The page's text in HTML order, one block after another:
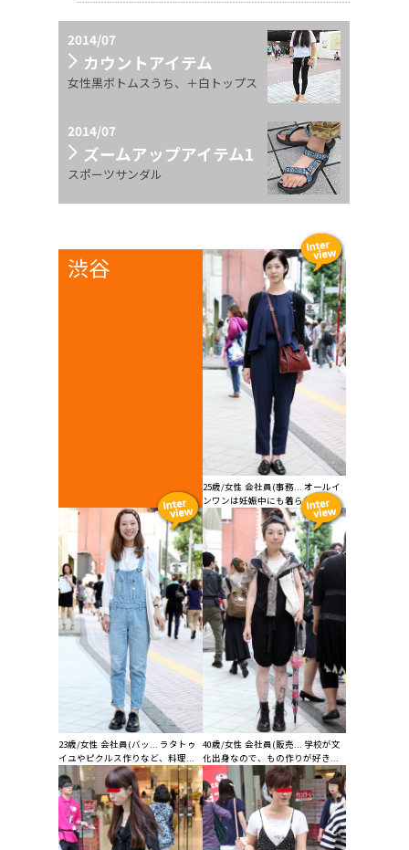
2014/07
カウントアイテム
女性黒ボトムスうち、＋白トップス
2014/07
ズームアップアイテム1
スポーツサンダル
渋谷
25歳/女性 会社員(事務... オールイ
ンワンは妊娠中にも着られるし...
23歳/女性 会社員(バッ... ラタトゥ
イユやピクルス作りなど、料理...
40歳/女性 会社員(販売... 学校が文
化出身なので、もの作りが好き...